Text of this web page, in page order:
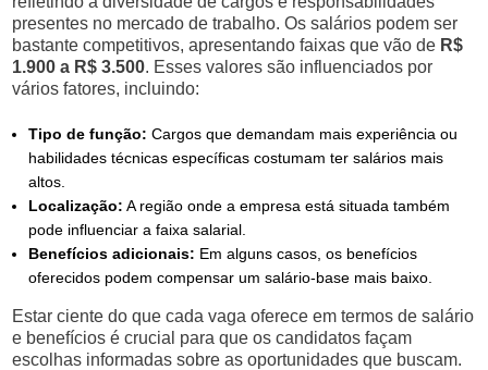
presentes no mercado de trabalho. Os salários podem ser
bastante competitivos, apresentando faixas que vão de R$
1.900 a R$ 3.500. Esses valores são influenciados por
vários fatores, incluindo:
Tipo de função: Cargos que demandam mais experiência ou
habilidades técnicas específicas costumam ter salários mais
altos.
Localização: A região onde a empresa está situada também
pode influenciar a faixa salarial.
Benefícios adicionais: Em alguns casos, os benefícios
oferecidos podem compensar um salário-base mais baixo.
Estar ciente do que cada vaga oferece em termos de salário
e benefícios é crucial para que os candidatos façam
escolhas informadas sobre as oportunidades que buscam.